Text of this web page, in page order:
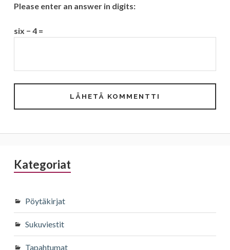
Please enter an answer in digits:
six − 4 =
Sivupalkki
Kategoriat
Pöytäkirjat
Sukuviestit
Tapahtumat